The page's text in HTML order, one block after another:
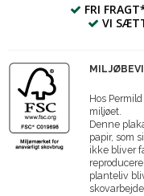
FRI
VI
Hos
miljøet.
Denne
papir, som
ikke bliver
planteliv